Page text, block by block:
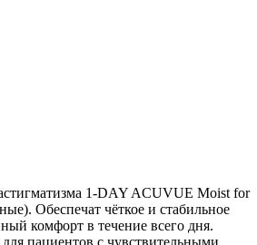
1-DAY ACUVUE Moist for
Обеспечат чёткое и стабильное
комфорт в течение всего дня.
пациентов с чувствительными